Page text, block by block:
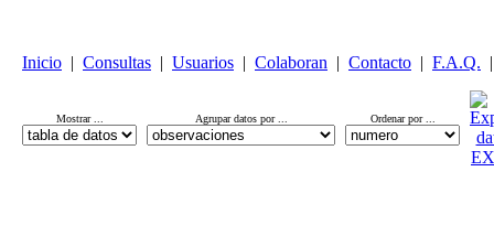
Inicio | Consultas | Usuarios | Colaboran | Contacto | F.A.Q. |
Mostrar ... Agrupar datos por ... Ordenar por ...